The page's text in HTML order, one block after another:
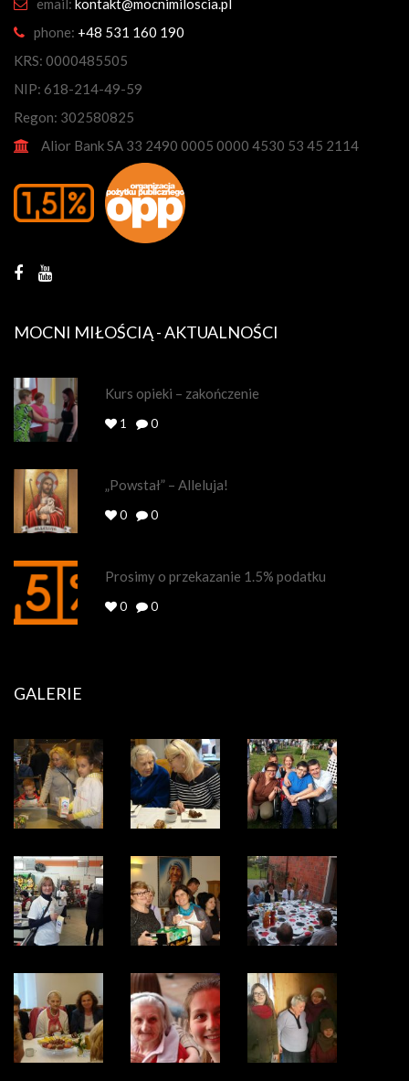
email: kontakt@mocnimiloscia.pl
phone: +48 531 160 190
KRS: 0000485505
NIP: 618-214-49-59
Regon: 302580825
Alior Bank SA 33 2490 0005 0000 4530 53 45 2114
MOCNI MIŁOŚCIĄ - AKTUALNOŚCI
Kurs opieki – zakończenie
1 0
„Powstał” – Alleluja!
0 0
Prosimy o przekazanie 1.5% podatku
0 0
GALERIE